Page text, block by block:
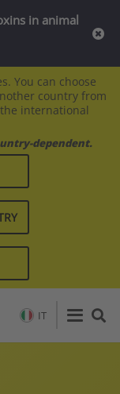
You can choose
country from
international
dependent.
IT
in animal